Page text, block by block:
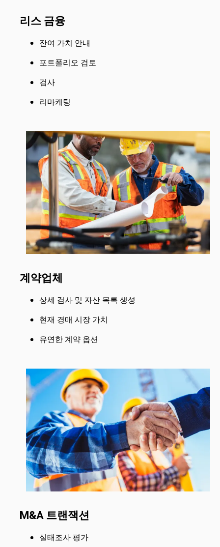
리스 금융
잔여 가치 안내
포트폴리오 검토
검사
리마케팅
계약업체
상세 검사 및 자산 목록 생성
현재 경매 시장 가치
유연한 계약 옵션
M&A 트랜잭션
실태조사 평가